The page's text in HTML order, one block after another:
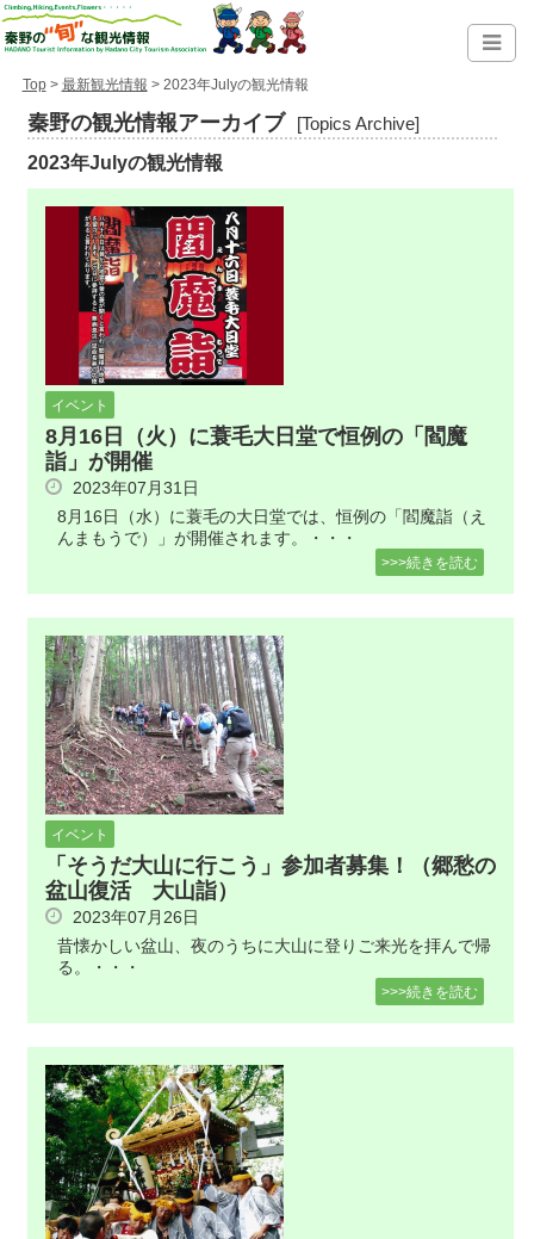
Top> 最新観光情報 > 2023年Julyの観光情報
秦野の観光情報アーカイブ [Topics Archive]
2023年Julyの観光情報
イベント
8月16日（火）に蓑毛大日堂で恒例の「閻魔
詣」が開催
2023年07月31日
8月16日（水）に蓑毛の大日堂では、恒例の「閻魔詣（え
んまもうで）」が開催されます。・・・
>>>続きを読む
イベント
「そうだ大山に行こう」参加者募集！（郷愁の
盆山復活 大山詣）
2023年07月26日
昔懐かしい盆山、夜のうちに大山に登りご来光を拝んで帰
る。・・・
>>>続きを読む